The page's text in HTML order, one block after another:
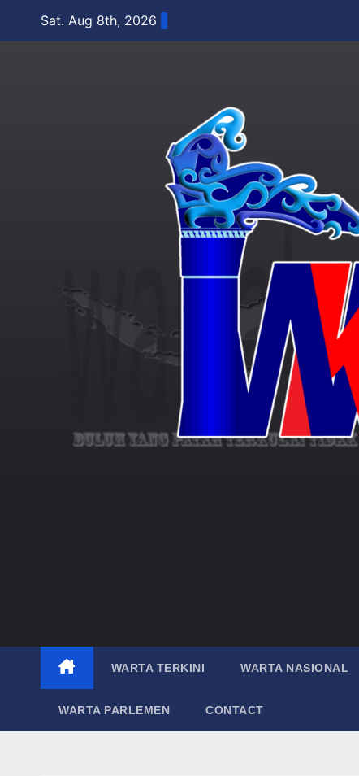
Sat. Aug 8th, 2026
WARTA TERKINI WARTA NASIONAL
WARTA PARLEMEN CONTACT